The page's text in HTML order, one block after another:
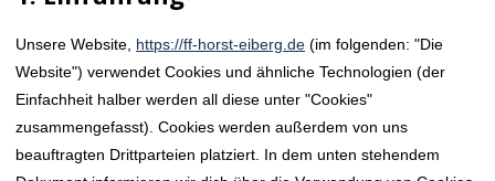
Unsere Website, https://ff-horst-eiberg.de(im folgenden: "Die
Website") verwendet Cookies und ähnliche Technologien (der
Einfachheit halber werden all diese unter "Cookies"
zusammengefasst). Cookies werden außerdem von uns
beauftragten Drittparteien platziert. In dem unten stehendem